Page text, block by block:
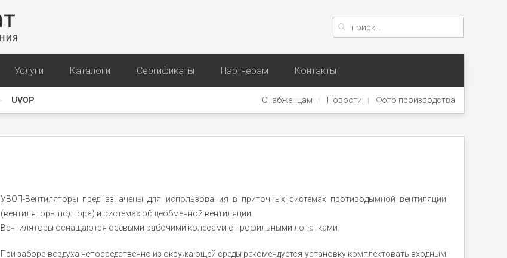
Услуги Каталоги Сертификаты Партнерам Контакты
UVOP Снабженцам Новости Фото производства
УВОП-Вентиляторы предназначены для использования в приточных системах противодымной вентиляции
(вентиляторы подпора) и системах общеобменной вентиляции.
Вентиляторы оснащаются осевыми рабочими колесами с профильными лопатками.
При заборе воздуха непосредственно из окружающей среды рекомендуется установку комплектовать входным